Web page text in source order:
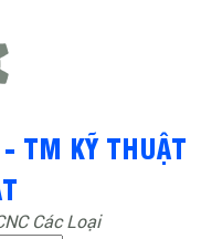
Các Loại